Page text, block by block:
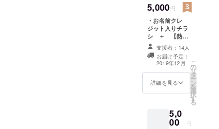
族。
にご希望のお名
前をご記入くだ
さい。
5,000円
・お名前クレ
ジット入りチラ
シ ＋ 【熱海
コレクション】
DVD 当日の
ファッション
ショーの様子を
収録したDVD。
DVDは後日、送
ケーブルテレビ
放送局「IKC」
支援者：14人
お届け予定：
2019年12月
詳細を見る
こ
の
リ
タ
ー
ン
を
選
択
す
る
5,0
00 円